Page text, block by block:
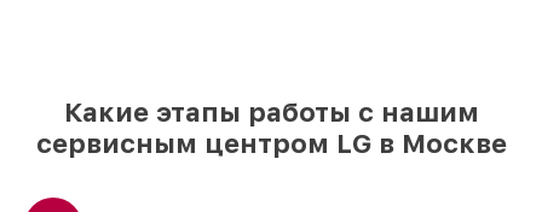
Какие этапы работы с нашим
сервисным центром LG в Москве